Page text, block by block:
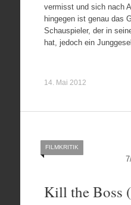
vermisst und sich nach
hingegen ist genau das
Schauspieler, der in
hat, jedoch ein
14. Mai 2012
7
FILMKRITIK
Kill the Boss